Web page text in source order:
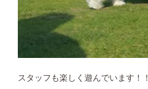
スタッフも楽しく遊んでいます！！